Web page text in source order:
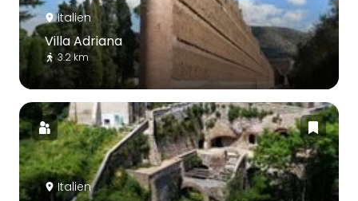
Italien
Villa Adriana
3.2 km
Italien